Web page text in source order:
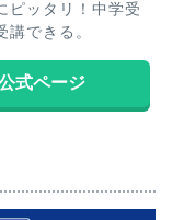
ピッタリ！中学受
できる。
式ページ